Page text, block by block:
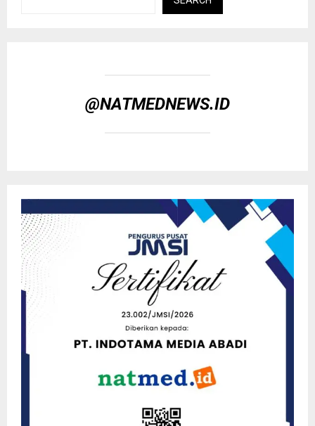
@NATMEDNEWS.ID